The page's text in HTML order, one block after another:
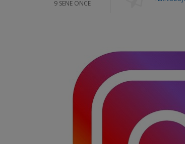
9 SENE ÖNCE